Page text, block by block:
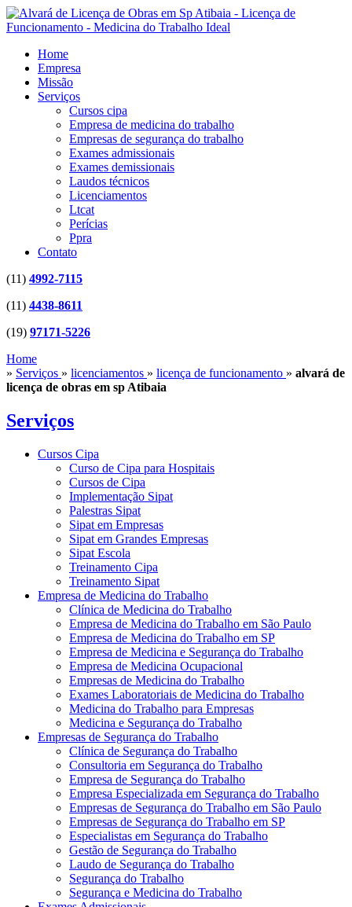
Home
Empresa
Missão
Serviços
Cursos cipa
Empresa de medicina do trabalho
Empresas de segurança do trabalho
Exames admissionais
Exames demissionais
Laudos técnicos
Licenciamentos
Ltcat
Perícias
Ppra
Contato
(11) 4992-7115
(11) 4438-8611
(19) 97171-5226
Home
» Serviços » licenciamentos » licença de funcionamento » alvará de
licença de obras em sp Atibaia
Serviços
Cursos Cipa
Curso de Cipa para Hospitais
Cursos de Cipa
Implementação Sipat
Palestras Sipat
Sipat em Empresas
Sipat em Grandes Empresas
Sipat Escola
Treinamento Cipa
Treinamento Sipat
Empresa de Medicina do Trabalho
Clínica de Medicina do Trabalho
Empresa de Medicina do Trabalho em São Paulo
Empresa de Medicina do Trabalho em SP
Empresa de Medicina e Segurança do Trabalho
Empresa de Medicina Ocupacional
Empresas de Medicina do Trabalho
Exames Laboratoriais de Medicina do Trabalho
Medicina do Trabalho para Empresas
Medicina e Segurança do Trabalho
Empresas de Segurança do Trabalho
Clínica de Segurança do Trabalho
Consultoria em Segurança do Trabalho
Empresa de Segurança do Trabalho
Empresa Especializada em Segurança do Trabalho
Empresas de Segurança do Trabalho em São Paulo
Empresas de Segurança do Trabalho em SP
Especialistas em Segurança do Trabalho
Gestão de Segurança do Trabalho
Laudo de Segurança do Trabalho
Segurança do Trabalho
Segurança e Medicina do Trabalho